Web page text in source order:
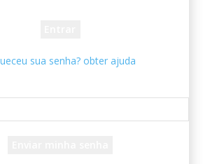
sua senha? obter ajuda